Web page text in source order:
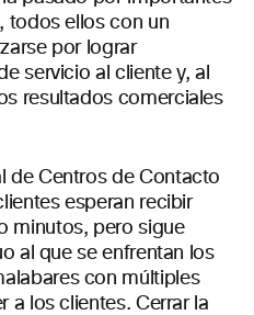
todos ellos con un
por lograr
servicio al cliente y, al
resultados comerciales
de Centros de Contacto
esperan recibir
minutos, pero sigue
al que se enfrentan los
con múltiples
a los clientes. Cerrar la